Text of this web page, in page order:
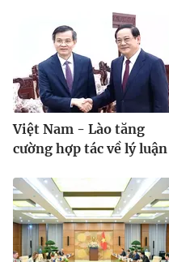
Việt Nam - Lào tăng
cường hợp tác về lý luận